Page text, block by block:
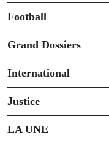
Football
Grand Dossiers
International
Justice
LA UNE